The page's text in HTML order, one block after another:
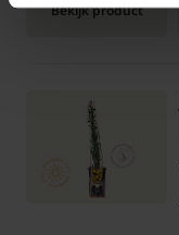
Bekijk product